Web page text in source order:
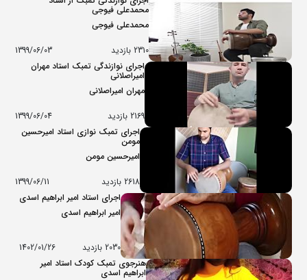
محمدعلی فیوجی
محمدعلی فیوجی
2310 بازدید
1399/06/03
اجرای نوازندگی تمبک استاد مهران
امیراصلانی
مهران امیراصلانی
2169 بازدید
1399/06/04
اجرای تمبک نوازی استاد امیرحسین
مومن
امیرحسین مومن
2618 بازدید
1399/06/11
اجرای استاد امیر ابراهیم اسدی
امیر ابراهیم اسدی
2030 بازدید
1402/01/26
هنرجوی تمبک کودک استاد امیر
ابراهیم اسدی